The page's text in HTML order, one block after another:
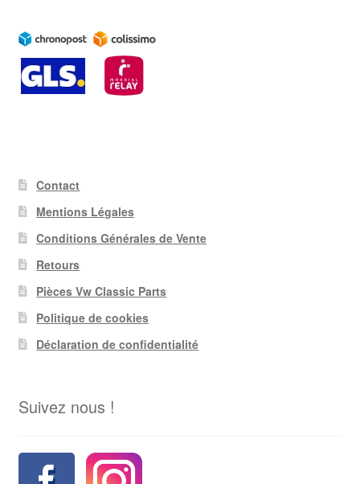
Contact
Mentions Légales
Conditions Générales de Vente
Retours
Pièces Vw Classic Parts
Politique de cookies
Déclaration de confidentialité
Suivez nous !